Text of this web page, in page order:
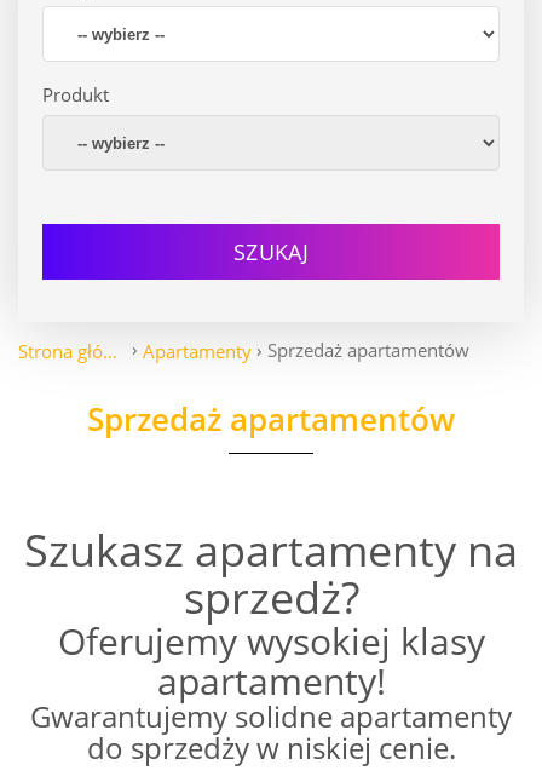
Produkt
SZUKAJ
Strona główna Apartamenty Sprzedaż apartamentów
Sprzedaż apartamentów
Szukasz apartamenty na
sprzedż?
Oferujemy wysokiej klasy
apartamenty!
Gwarantujemy solidne apartamenty
do sprzedży w niskiej cenie.